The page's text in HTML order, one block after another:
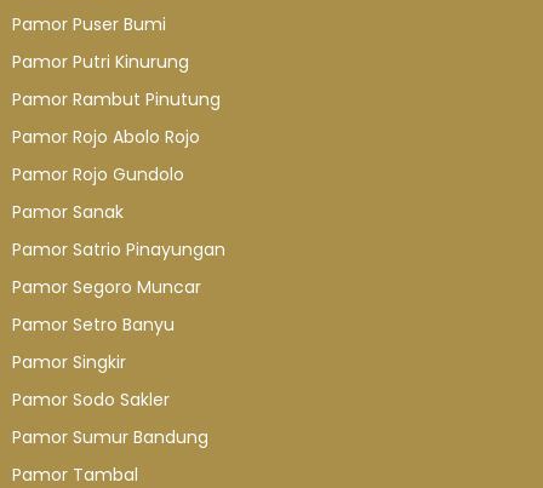
Pamor Puser Bumi
Pamor Putri Kinurung
Pamor Rambut Pinutung
Pamor Rojo Abolo Rojo
Pamor Rojo Gundolo
Pamor Sanak
Pamor Satrio Pinayungan
Pamor Segoro Muncar
Pamor Setro Banyu
Pamor Singkir
Pamor Sodo Sakler
Pamor Sumur Bandung
Pamor Tambal